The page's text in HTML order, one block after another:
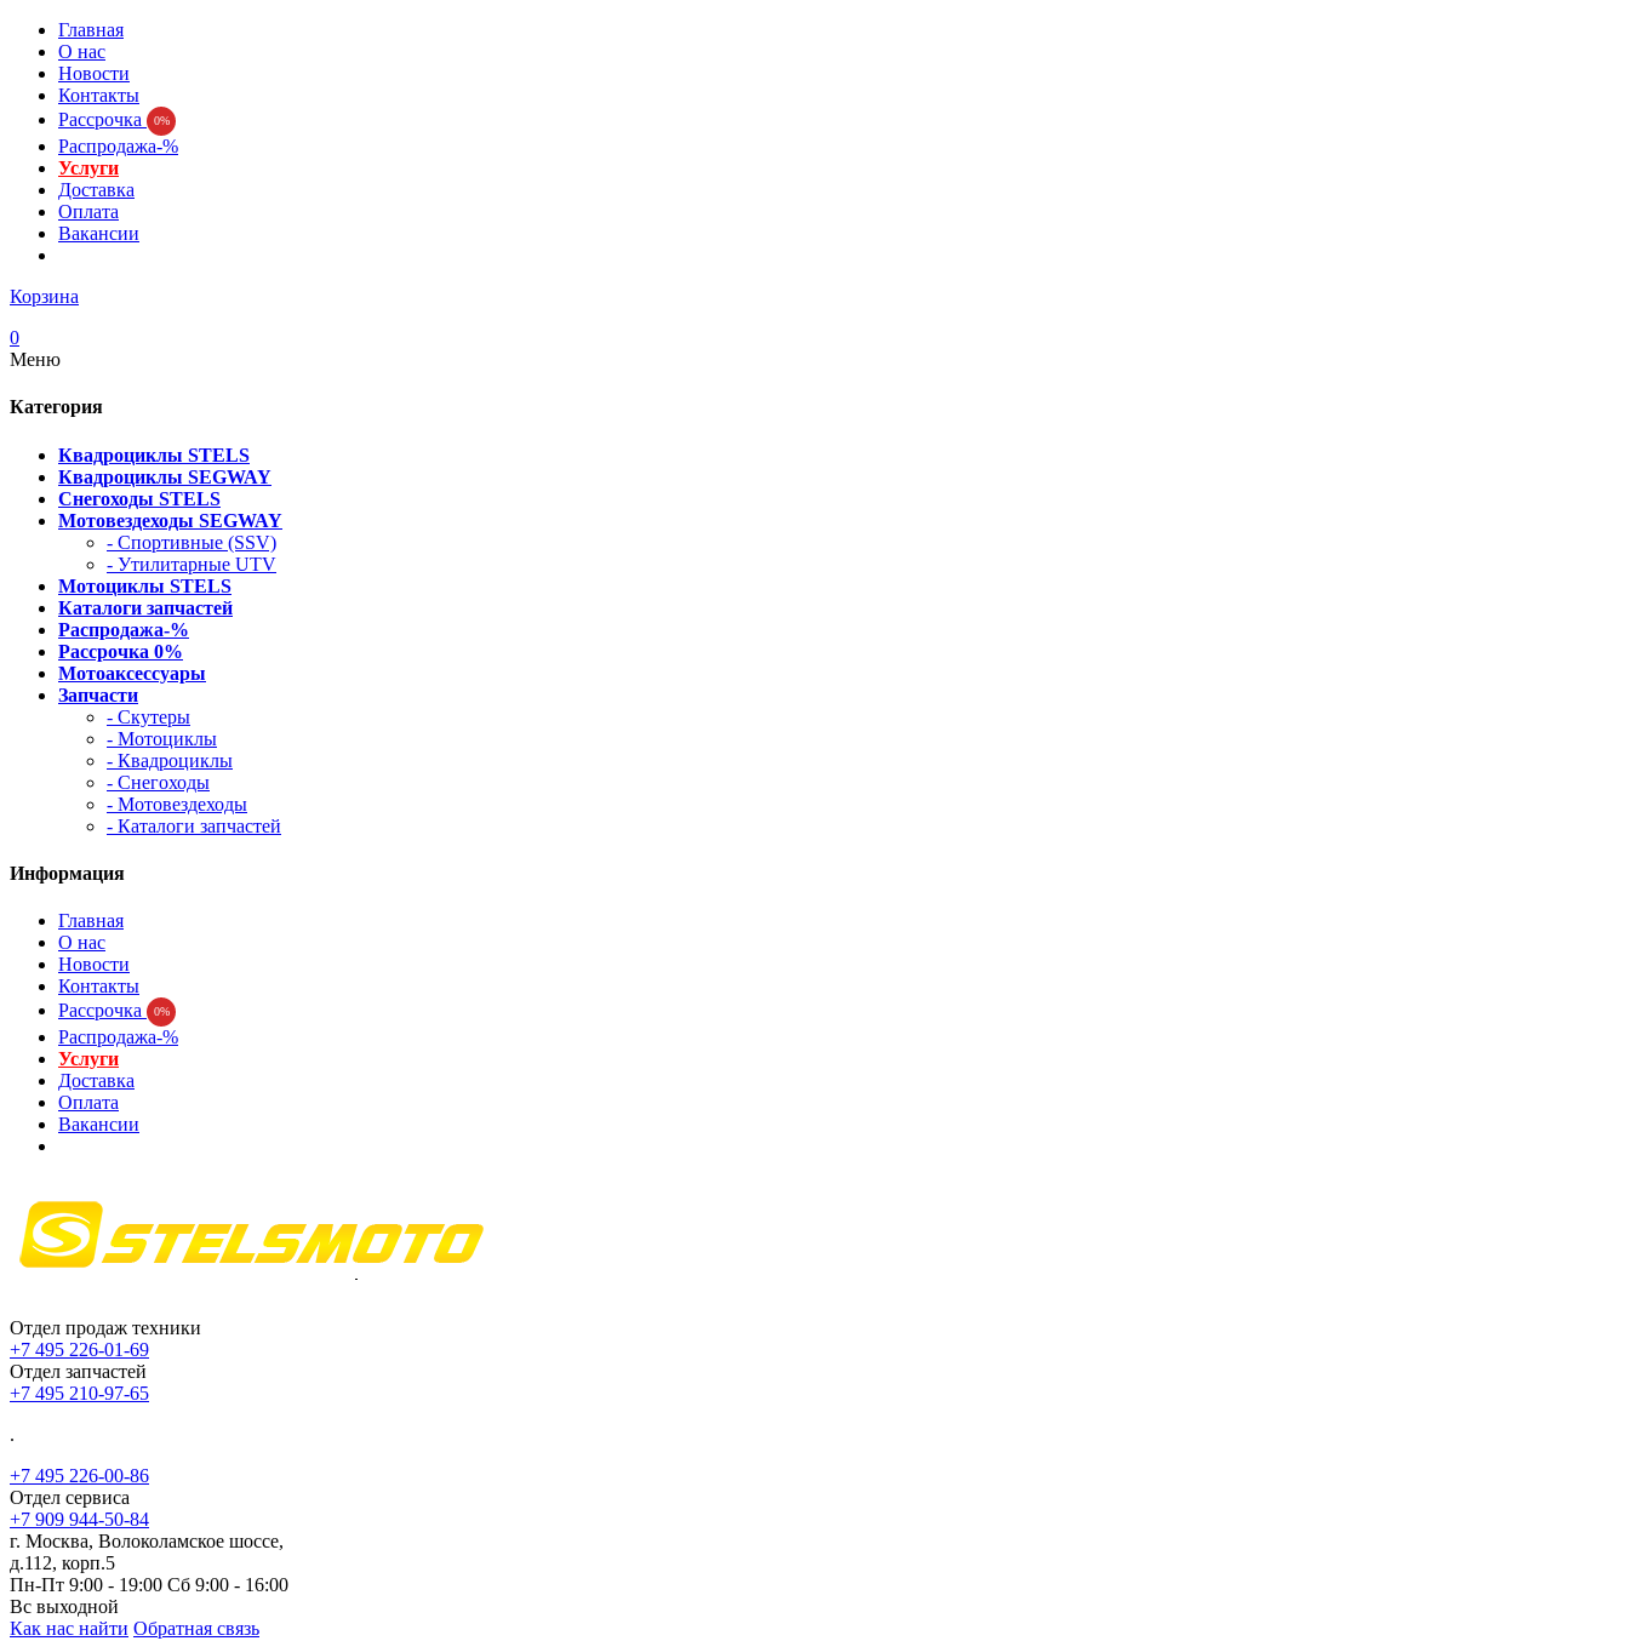
Главная
О нас
Новости
Контакты
Рассрочка
0%
Распродажа-%
Услуги
Доставка
Оплата
Вакансии
Корзина
0
Меню
Категория
Квадроциклы STELS
Квадроциклы SEGWAY
Снегоходы STELS
Мотовездеходы SEGWAY
- Спортивные (SSV)
- Утилитарные UTV
Мотоциклы STELS
Каталоги запчастей
Распродажа-%
Рассрочка 0%
Мотоаксессуары
Запчасти
- Скутеры
- Мотоциклы
- Квадроциклы
- Снегоходы
- Мотовездеходы
- Каталоги запчастей
Информация
Главная
О нас
Новости
Контакты
Рассрочка
0%
Распродажа-%
Услуги
Доставка
Оплата
Вакансии
Отдел продаж техники
+7 495 226-01-69
Отдел запчастей
+7 495 210-97-65
.
+7 495 226-00-86
Отдел сервиса
+7 909 944-50-84
г. Москва, Волоколамское шоссе,
д.112, корп.5
Пн-Пт 9:00 - 19:00 Сб 9:00 - 16:00
Вс выходной
Как нас найти Обратная связь